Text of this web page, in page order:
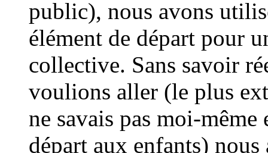
public), nous avons
élément de départ pour
collective. Sans savoir
voulions aller (le plus
ne savais pas moi-
départ aux enfants)